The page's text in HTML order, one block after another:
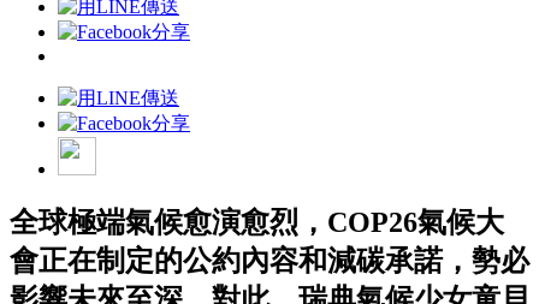
全球極端氣候愈演愈烈，COP26氣候大
會正在制定的公約內容和減碳承諾，勢必